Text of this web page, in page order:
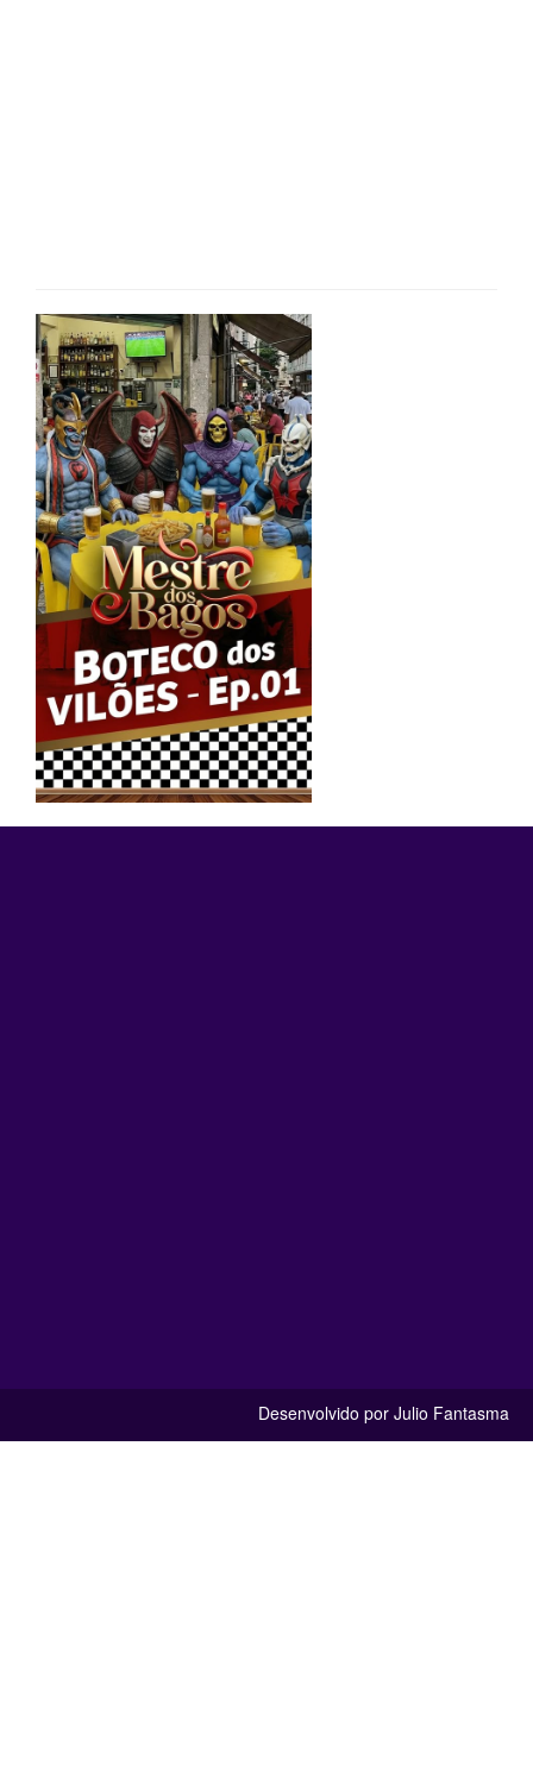
Desenvolvido por Julio Fantasma